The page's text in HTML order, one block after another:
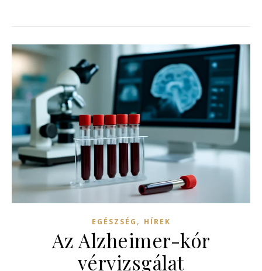
EGÉSZSÉG , HÍREK
Az Alzheimer-kór
vérvizsgálat